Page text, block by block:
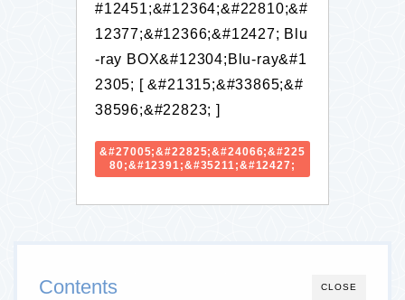
#12451;&#12364;&#22810;&#
12377;&#12366;&#12427; Blu
-ray BOX&#12304;Blu-ray&#1
2305; [ &#21315;&#33865;&#
38596;&#22823; ]
&#27005;&#22825;&#24066;&#225
80;&#12391;&#35211;&#12427;
CLOSE
Contents